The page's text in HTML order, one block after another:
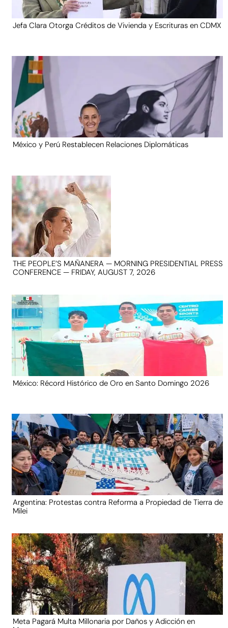
Jefa Clara Otorga Créditos de Vivienda y Escrituras en CDMX
México y Perú Restablecen Relaciones Diplomáticas
THE PEOPLE’S MAÑANERA — MORNING PRESIDENTIAL PRESS
CONFERENCE — FRIDAY, AUGUST 7, 2026
México: Récord Histórico de Oro en Santo Domingo 2026
Argentina: Protestas contra Reforma a Propiedad de Tierra de
Milei
Meta Pagará Multa Millonaria por Daños y Adicción en